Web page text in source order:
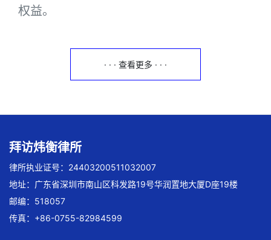
权益。
· · · 查看更多 · · ·
拜访炜衡律所
律所执业证号：24403200511032007
地址：广东省深圳市南山区科发路19号华润置地大厦D座19楼
邮编：518057
传真：+86-0755-82984599